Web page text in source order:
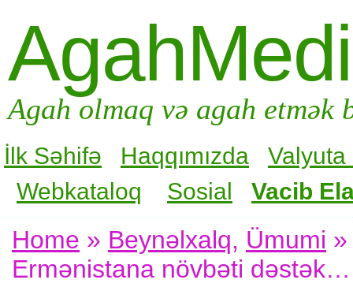
Agah olmaq və agah
İlk Səhifə Haqqımızda
Valyuta
Webkataloq
Sosial Vacib
Home » Beynəlxalq, Ümumi
Ermənistana növbəti dəstək…